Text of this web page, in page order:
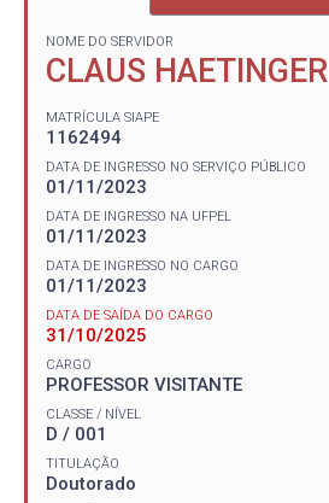
NOME DO SERVIDOR
CLAUS HAETINGER
MATRÍCULA SIAPE
1162494
DATA DE INGRESSO NO SERVIÇO PÚBLICO
01/11/2023
DATA DE INGRESSO NA UFPEL
01/11/2023
DATA DE INGRESSO NO CARGO
01/11/2023
DATA DE SAÍDA DO CARGO
31/10/2025
CARGO
PROFESSOR VISITANTE
CLASSE / NÍVEL
D / 001
TITULAÇÃO
Doutorado